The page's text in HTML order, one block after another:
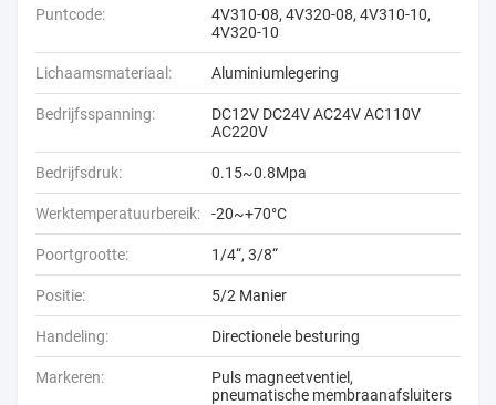
Puntcode:
4V310-08, 4V320-08, 4V310-10,
4V320-10
Lichaamsmateriaal: Aluminiumlegering
Bedrijfsspanning:
DC12V DC24V AC24V AC110V
AC220V
Bedrijfsdruk: 0.15~0.8Mpa
Werktemperatuurbereik: -20~+70°C
Poortgrootte: 1/4“, 3/8“
Positie: 5/2 Manier
Handeling: Directionele besturing
Markeren: Puls magneetventiel ,
pneumatische membraanafsluiters